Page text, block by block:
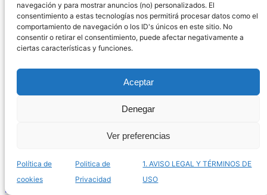
navegación y para mostrar anuncios (no) personalizados. El
consentimiento a estas tecnologías nos permitirá procesar datos como el
comportamiento de navegación o los ID's únicos en este sitio. No
consentir o retirar el consentimiento, puede afectar negativamente a
ciertas características y funciones.
Aceptar
Denegar
Ver preferencias
Política de
cookies
Politica de
Privacidad
1. AVISO LEGAL Y TÉRMINOS DE
USO
Ya puedes comprar online calcios huesos de jibia
para aves – Gran catálogo fortificante